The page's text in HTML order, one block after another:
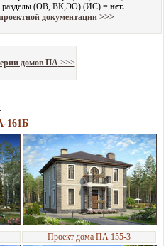
разделы (ОВ, ВК,ЭО) (ИС) = нет.
документации >>>
домов ПА>>>
161Б
Проект дома ПА 155-3